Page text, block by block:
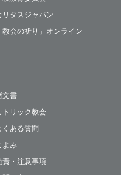
リタスジャパン
「教会の祈り」オンライン
文書
トリック教会
くある質問
よみ
責・注意事項